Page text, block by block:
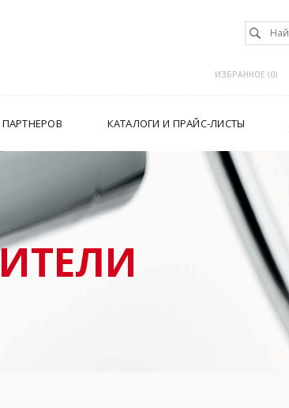
ИЗБРАННОЕ (0)
КАТАЛОГИ И ПРАЙС-ЛИСТЫ